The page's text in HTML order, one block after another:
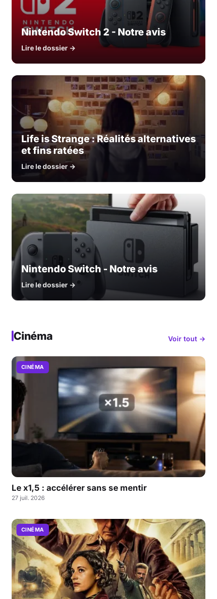
Nintendo Switch 2 - Notre avis
Lire le dossier →
Life is Strange : Réalités alternatives
et fins ratées
Lire le dossier →
Nintendo Switch - Notre avis
Lire le dossier →
Cinéma Voir tout →
CINÉMA
Le x1,5 : accélérer sans se mentir
27 juil. 2026
CINÉMA